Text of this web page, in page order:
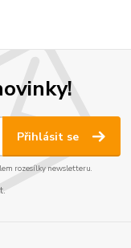
Přihlásit se
rozesílky newsletteru.